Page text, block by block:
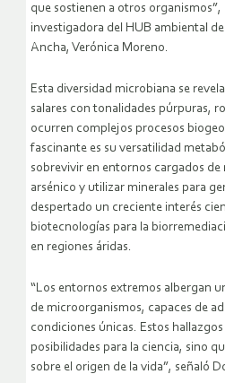
que sostienen a otros organismos”,
investigadora del HUB ambiental
Ancha, Verónica Moreno.
Esta diversidad microbiana se
salares con tonalidades púrpuras,
ocurren complejos procesos
fascinante es su versatilidad
sobrevivir en entornos cargados de
arsénico y utilizar minerales para
despertado un creciente interés
biotecnologías para la
en regiones áridas.
“Los entornos extremos albergan
de microorganismos, capaces de
condiciones únicas. Estos
posibilidades para la ciencia, sino
sobre el origen de la vida”, señaló